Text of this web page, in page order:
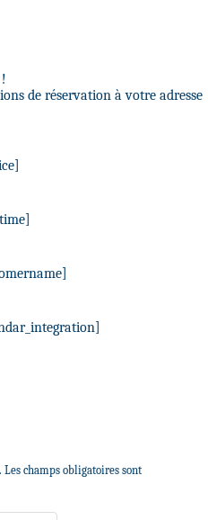
de réservation à votre adresse
Les champs obligatoires sont